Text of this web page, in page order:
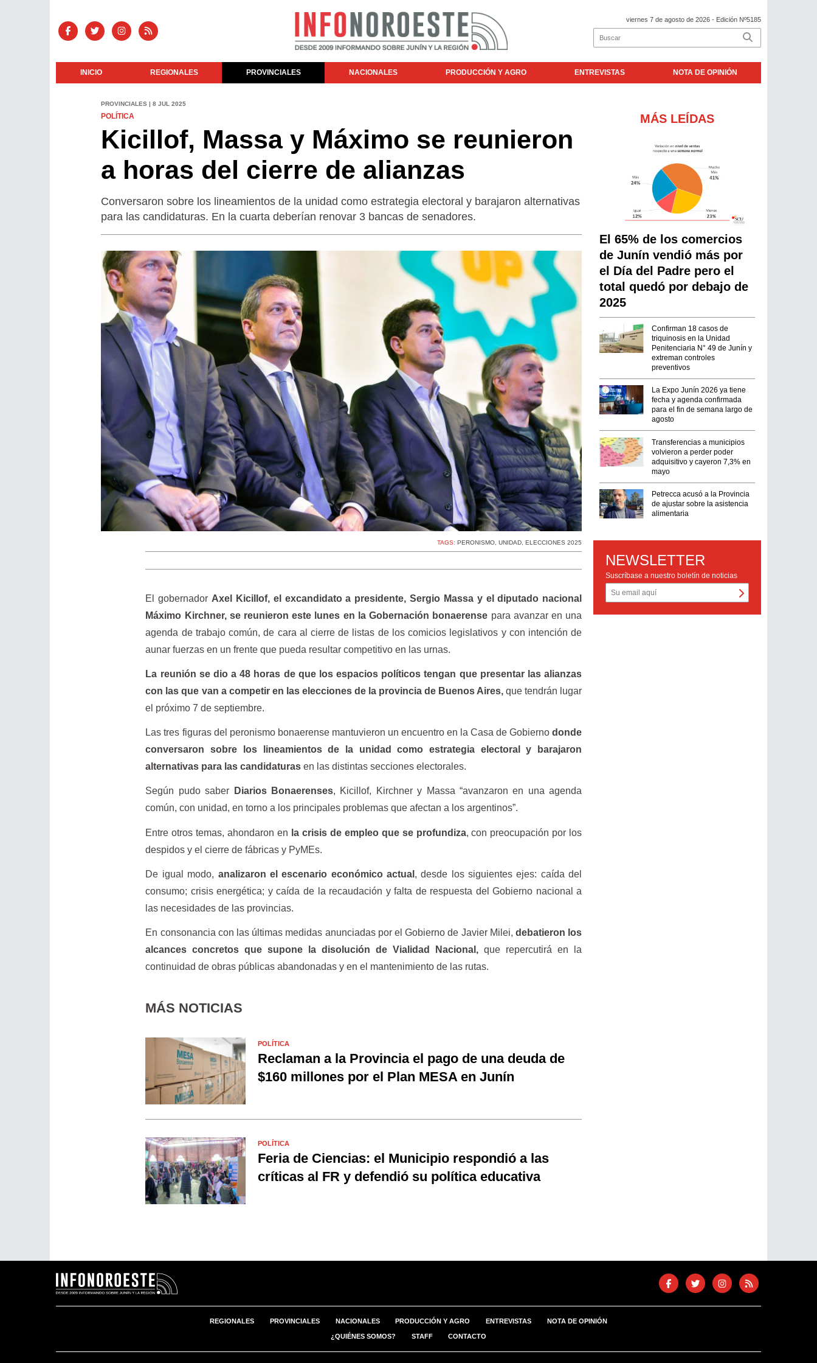
viernes 7 de agosto de 2026 - Edición Nº5185
INICIO REGIONALES PROVINCIALES NACIONALES PRODUCCIÓN Y AGRO ENTREVISTAS NOTA DE OPINIÓN
PROVINCIALES | 8 JUL 2025
POLÍTICA
Kicillof, Massa y Máximo se reunieron
a horas del cierre de alianzas
Conversaron sobre los lineamientos de la unidad como estrategia electoral y barajaron alternativas
para las candidaturas. En la cuarta deberían renovar 3 bancas de senadores.
TAGS:PERONISMO ,UNIDAD ,ELECCIONES 2025
El gobernador Axel Kicillof, el excandidato a presidente, Sergio Massa y el diputado nacional
Máximo Kirchner, se reunieron este lunes en la Gobernación bonaerense para avanzar en una
agenda de trabajo común, de cara al cierre de listas de los comicios legislativos y con intención de
aunar fuerzas en un frente que pueda resultar competitivo en las urnas.
La reunión se dio a 48 horas de que los espacios políticos tengan que presentar las alianzas
con las que van a competir en las elecciones de la provincia de Buenos Aires, que tendrán lugar
el próximo 7 de septiembre.
Las tres figuras del peronismo bonaerense mantuvieron un encuentro en la Casa de Gobiernodonde
conversaron sobre los lineamientos de la unidad como estrategia electoral y barajaron
alternativas para las candidaturasen las distintas secciones electorales.
Según pudo saber Diarios Bonaerenses, Kicillof, Kirchner y Massa “avanzaron en una agenda
común, con unidad, en torno a los principales problemas que afectan a los argentinos”.
Entre otros temas, ahondaron en la crisis de empleo que se profundiza, con preocupación por los
despidos y el cierre de fábricas y PyMEs.
De igual modo, analizaron el escenario económico actual , desde los siguientes ejes: caída del
consumo; crisis energética; y caída de la recaudación y falta de respuesta del Gobierno nacional a
las necesidades de las provincias.
En consonancia con las últimas medidas anunciadas por el Gobierno de Javier Milei, debatieron los
alcances concretos que supone la disolución de Vialidad Nacional, que repercutirá en la
continuidad de obras públicas abandonadas y en el mantenimiento de las rutas.
MÁS NOTICIAS
POLÍTICA
Reclaman a la Provincia el pago de una deuda de
$160 millones por el Plan MESA en Junín
POLÍTICA
Feria de Ciencias: el Municipio respondió a las
críticas al FR y defendió su política educativa
MÁS LEÍDAS
El 65% de los comercios
de Junín vendió más por
el Día del Padre pero el
total quedó por debajo de
2025
Confirman 18 casos de
triquinosis en la Unidad
Penitenciaria N° 49 de Junín y
extreman controles
preventivos
La Expo Junín 2026 ya tiene
fecha y agenda confirmada
para el fin de semana largo de
agosto
Transferencias a municipios
volvieron a perder poder
adquisitivo y cayeron 7,3% en
mayo
Petrecca acusó a la Provincia
de ajustar sobre la asistencia
alimentaria
NEWSLETTER
Suscríbase a nuestro boletín de noticias
REGIONALES PROVINCIALES NACIONALES PRODUCCIÓN Y AGRO ENTREVISTAS NOTA DE OPINIÓN
¿QUIÉNES SOMOS? STAFF CONTACTO